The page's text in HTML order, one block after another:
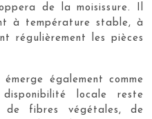
de la moisissure. Il
à température stable, à
régulièrement les pièces
émerge également comme
locale reste
de fibres végétales, de